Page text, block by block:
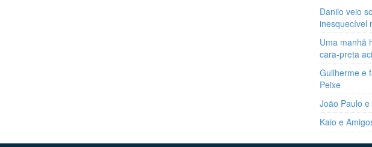
Danilo veio
inesquecível
Uma manhã
cara-preta
Guilherme e
Peixe
João Paulo
Kaio e